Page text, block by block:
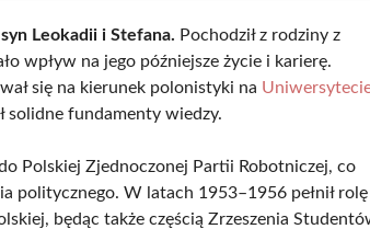
Leokadii i Stefana. Pochodził z rodziny z
wpływ na jego późniejsze życie i karierę.
się na kierunek polonistyki na
solidne fundamenty wiedzy.
Polskiej Zjednoczonej Partii Robotniczej, co
politycznego. W latach 1953–1956 pełnił rolę
będąc także częścią Zrzeszenia